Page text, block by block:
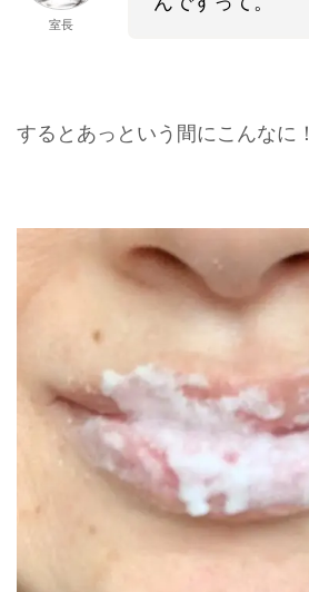
室長
するとあっという間にこんなに！